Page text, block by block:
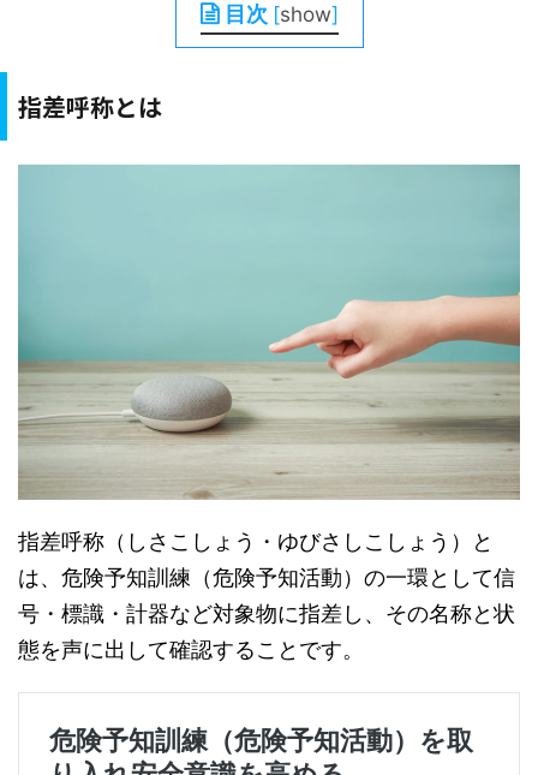
目次 [show]
指差呼称とは
指差呼称（しさこしょう・ゆびさしこしょう）と
は、危険予知訓練（危険予知活動）の一環として信
号・標識・計器など対象物に指差し、その名称と状
態を声に出して確認することです。